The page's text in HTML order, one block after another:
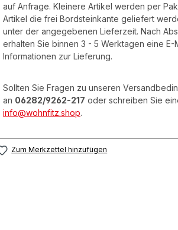
auf Anfrage. Kleinere Artikel werden per
Artikel die frei Bordsteinkante geliefert
unter der angegebenen Lieferzeit. Nach
erhalten Sie binnen 3 - 5 Werktagen eine E-
Informationen zur Lieferung.
Sollten Sie Fragen zu unseren
an 06282/9262-217 oder schreiben Sie
info@wohnfitz.shop.
Zum Merkzettel hinzufügen